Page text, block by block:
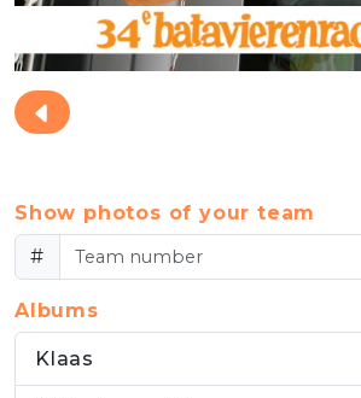
Show photos of your team
#
Albums
Klaas